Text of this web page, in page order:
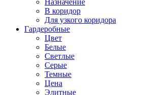
Назначение
В коридор
Для узкого коридора
Гардеробные
Цвет
Белые
Светлые
Серые
Темные
Цена
Элитные